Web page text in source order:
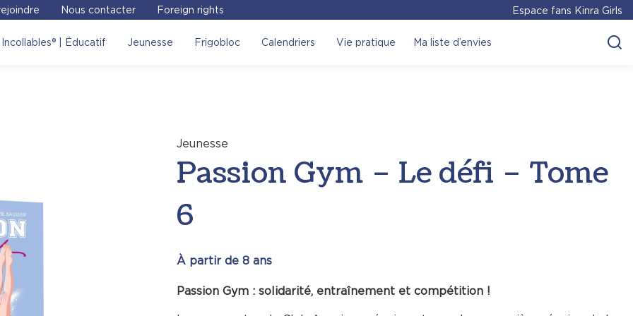
Nous contacter Foreign rights Espace fans Kinra Girls
Incollables® | Éducatif Jeunesse Frigobloc Calendriers Vie pratique Ma liste d’envies
Jeunesse
Passion Gym – Le défi – Tome
6
À partir de 8 ans
Passion Gym : solidarité, entraînement et compétition !
!